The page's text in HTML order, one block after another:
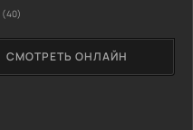
СМОТРЕТЬ ОНЛАЙН
(40)